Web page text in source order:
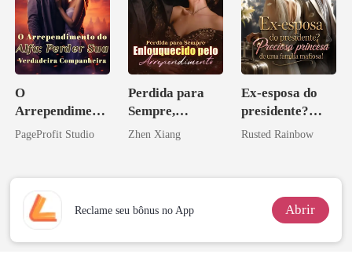
O
Arrependiment
o do Alfa:
Companheira
PageProfit Studio
Perdida para
Sempre,
Enlouquecido
o
Zhen Xiang
Ex-esposa do
presidente?
Preciosa
mafiosa!
Rusted Rainbow
Reclame seu bônus no App Abrir